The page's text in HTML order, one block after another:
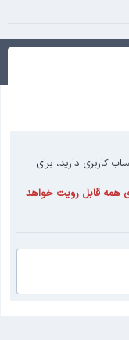
کاربری دارید، برای
همه قابل رویت خواهد